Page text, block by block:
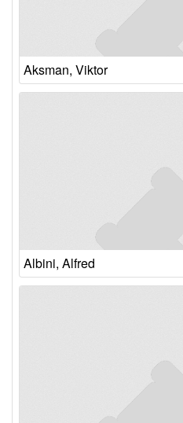
Aksman, Viktor
Albini, Alfred